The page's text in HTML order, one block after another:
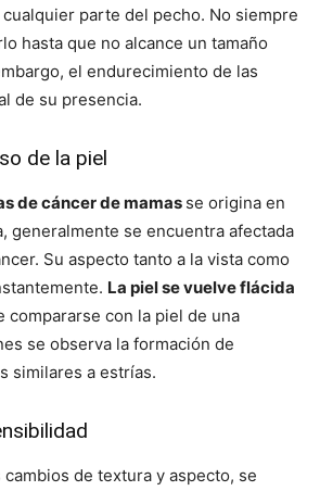
parte del pecho. No siempre
hasta que no alcance un tamaño
el endurecimiento de las
de su presencia.
de la piel
de cáncer de mamas se origina en
generalmente se encuentra afectada
Su aspecto tanto a la vista como
La piel se vuelve flácida
compararse con la piel de una
se observa la formación de
similares a estrías.
cambios de textura y aspecto, se